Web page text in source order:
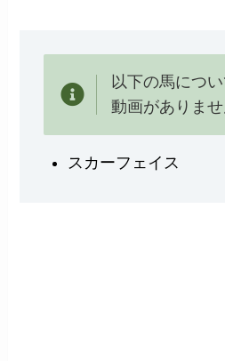
以下の馬につ
動画がありませ
スカーフェイス